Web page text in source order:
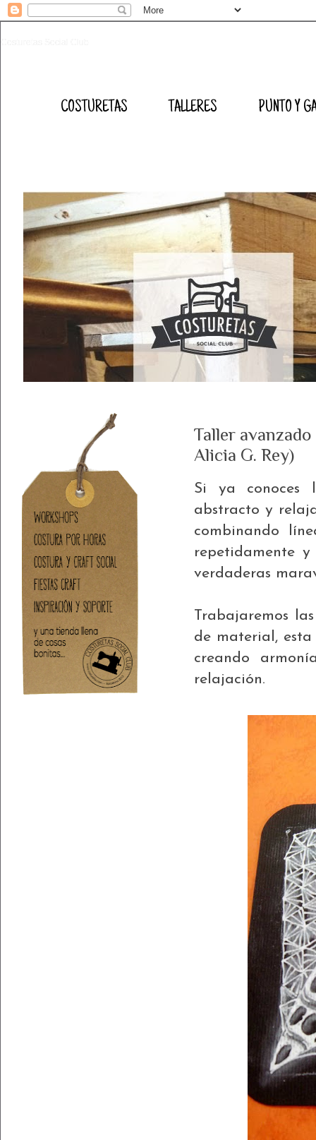
COSTURETAS TALLERES PUNTO Y
Taller
Alicia G. Rey)
Si ya conoces
abstracto y
combinando
repetidamente
verdaderas
Trabajaremos
de material,
creando
relajación.